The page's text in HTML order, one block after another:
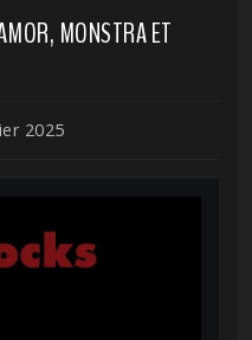
MONSTRA ET
2025